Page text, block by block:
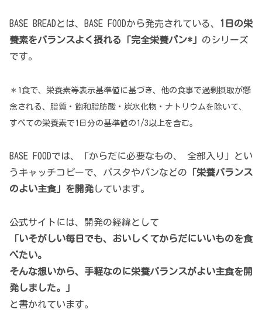
BASE BREADとは、BASE FOODから発売されている、 1日の栄
養素をバランスよく摂れる「完全栄養パン*」 のシリーズ
です。
＊1食で、栄養素等表示基準値に基づき、他の食事で過剰摂取が懸
念される、脂質・飽和脂肪酸・炭水化物・ナトリウムを除いて、
すべての栄養素で1日分の基準値の1/3以上を含む。
BASE FOODでは、「からだに必要なもの、 全部入り」とい
うキャッチコピーで、パスタやパンなどの 「栄養バランス
のよい主食」を開発しています。
公式サイトには、開発の経緯として
「いそがしい毎日でも、おいしくてからだにいいものを食
べたい。
そんな想いから、手軽なのに栄養バランスがよい主食を開
発しました。」
と書かれています。